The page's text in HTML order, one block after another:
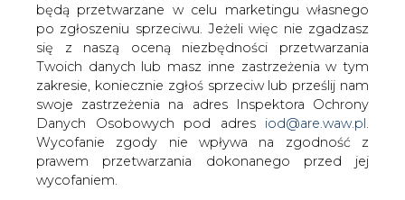
będą przetwarzane w celu marketingu własnego
po zgłoszeniu sprzeciwu. Jeżeli więc nie zgadzasz
się z naszą oceną niezbędności przetwarzania
Twoich danych lub masz inne zastrzeżenia w tym
zakresie, koniecznie zgłoś sprzeciw lub prześlij nam
swoje zastrzeżenia na adres Inspektora Ochrony
Danych Osobowych pod adres iod@are.waw.pl.
Wycofanie zgody nie wpływa na zgodność z
prawem przetwarzania dokonanego przed jej
wycofaniem.
Według wcześniejszych informacji lista projektów, które
jako pierwsze mają być realizowane w ramach CRiT, miała
zostać ogłoszona jeszcze na rozpoczętym oficjalnie w
poniedziałek szczycie klimatycznym COP24 w
Katowicach.
O rozwijającej się inicjatywie dotyczącej regionów
górniczych minister Kwieciński oraz wiceszef Komisji
Europejskiej, komisarz UE ds. unii energetycznej Marosz
Szefczowicz mówili na wtorkowym briefingu po ich